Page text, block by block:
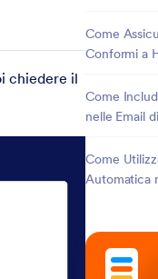
chiedere il
Come
Conformi a
Come
nelle Email
Come
Automatica